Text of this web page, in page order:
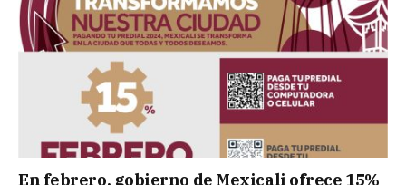
En febrero, gobierno de Mexicali ofrece 15%